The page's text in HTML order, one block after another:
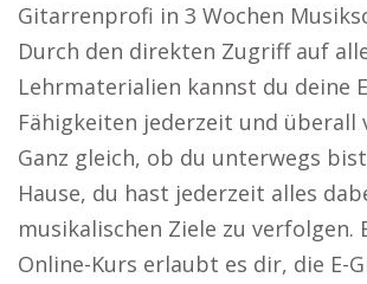
Gitarrenprofi in 3 Wochen
Durch den direkten Zugriff auf
Lehrmaterialien kannst du deine
Fähigkeiten jederzeit und überall
Ganz gleich, ob du unterwegs
Hause, du hast jederzeit alles
musikalischen Ziele zu verfolgen.
Online-Kurs erlaubt es dir, die E-